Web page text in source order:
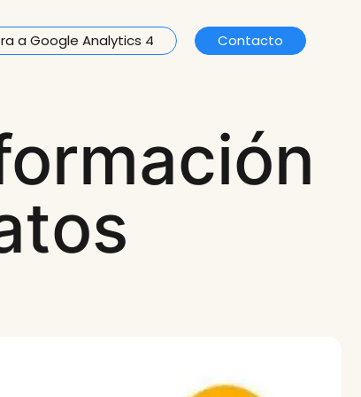
a Google Analytics 4 Contacto